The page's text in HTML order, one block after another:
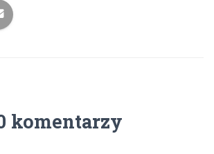
komentarzy